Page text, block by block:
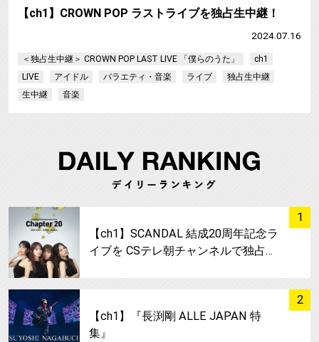
【ch1】CROWN POP ラストライブを独占生中継！
2024.07.16
＜独占生中継＞ CROWN POP LAST LIVE 「僕らのうた」
ch1
LIVE
アイドル バラエティ・音楽 ライブ
独占生中継
生中継
音楽
1
【ch1】SCANDAL 結成20周年記念ラ
イブを CSテレ朝チャンネルで独占…
2
サムネイル
【ch1】『長渕剛 ALLE JAPAN 特
集』